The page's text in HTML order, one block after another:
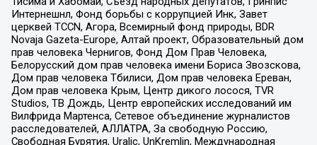
Интернешнл, Фонд борьбы с коррупцией Инк, Завет
церквей TCCN, Агора, Всемирный фонд природы, BDR
Novaja Gazeta-Europe, Алтай проект, Образовательный дом
прав человека Чернигов, Фонд Дом Прав Человека,
Белорусский дом прав человека имени Бориса Звозскова,
Дом прав человека Тбилиси, Дом прав человека Ереван,
Дом прав человека Крым, Центр дикого лосося, TVR
Studios, ТВ Дождь, Центр европейских исследований им
Вилфрида Мартенса, Сетевое объединение журналистов
расследователей, АЛЛАТРА, За свободную Россию,
Свободная Бурятия, Uralic, UnKremlin, Международная